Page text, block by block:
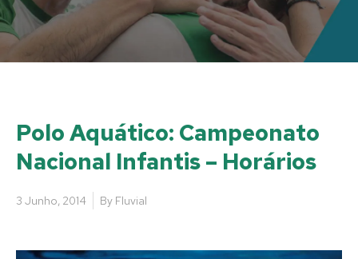
Polo Aquático: Campeonato
Nacional Infantis – Horários
3 Junho, 2014 By Fluvial